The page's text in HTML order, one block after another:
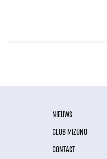
NIEUWS
CLUB MIZUNO
CONTACT